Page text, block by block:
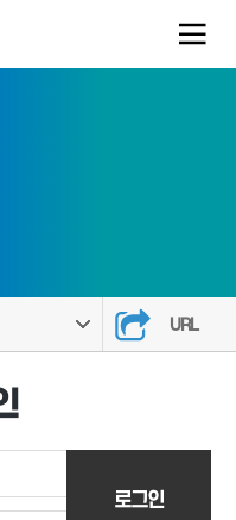
URL